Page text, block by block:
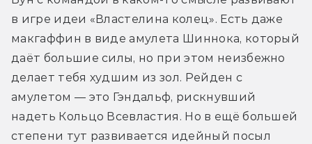
в игре идеи «Властелина колец». Есть даже
макгаффин в виде амулета Шиннока, который
даёт большие силы, но при этом неизбежно
делает тебя худшим из зол. Рейден с
амулетом — это Гэндальф, рискнувший
надеть Кольцо Всевластия. Но в ещё большей
степени тут развивается идейный посыл